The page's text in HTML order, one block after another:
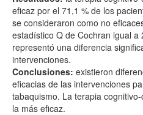
eficaz por el 71,1 % de los
se consideraron como no
estadístico Q de Cochran igual
representó una diferencia
intervenciones.
Conclusiones: existieron
eficacias de las intervenciones
tabaquismo. La terapia
la más eficaz.